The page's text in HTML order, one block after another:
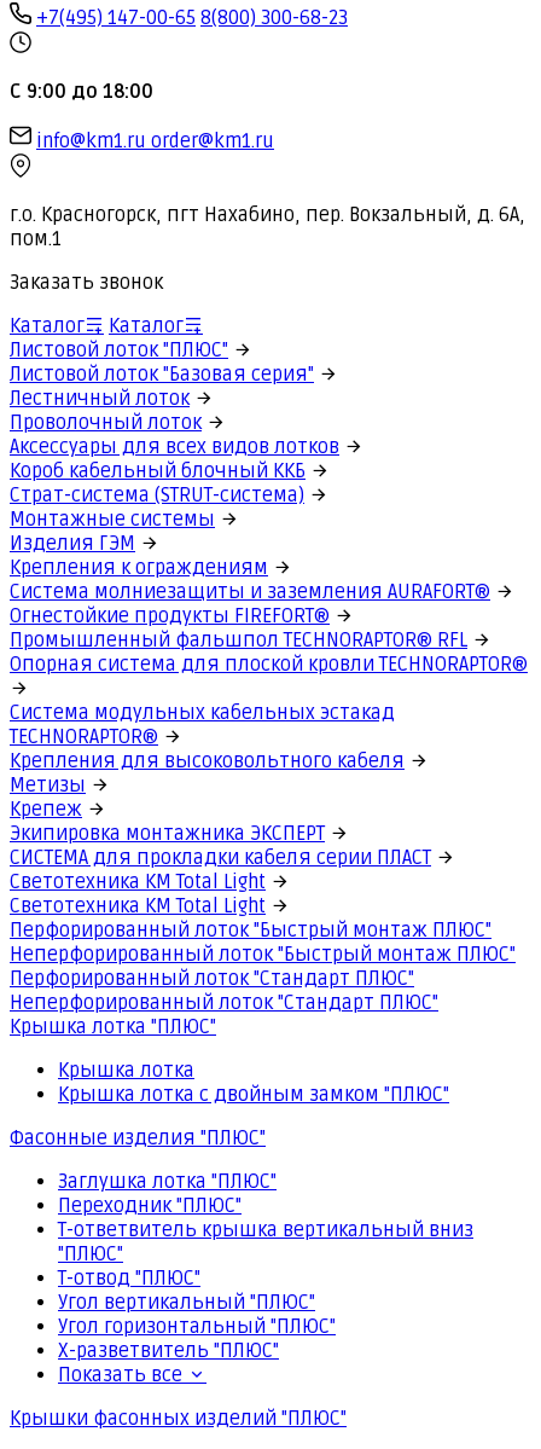
+7(495) 147-00-65 8(800) 300-68-23
С 9:00 до 18:00
info@km1.ru order@km1.ru
г.о. Красногорск, пгт Нахабино, пер. Вокзальный, д. 6А,
пом.1
Заказать звонок
Каталог
Каталог
Листовой лоток "ПЛЮС"
Листовой лоток "Базовая серия"
Лестничный лоток
Проволочный лоток
Аксессуары для всех видов лотков
Короб кабельный блочный ККБ
Страт-система (STRUT-система)
Монтажные системы
Изделия ГЭМ
Крепления к ограждениям
Система молниезащиты и заземления AURAFORT®
Огнестойкие продукты FIREFORT®
Промышленный фальшпол TECHNORAPTOR® RFL
Опорная система для плоской кровли TECHNORAPTOR®
Система модульных кабельных эстакад
TECHNORAPTOR®
Крепления для высоковольтного кабеля
Метизы
Крепеж
Экипировка монтажника ЭКСПЕРТ
СИСТЕМА для прокладки кабеля серии ПЛАСТ
Светотехника КМ Total Light
Светотехника КМ Total Light
Перфорированный лоток "Быстрый монтаж ПЛЮС"
Неперфорированный лоток "Быстрый монтаж ПЛЮС"
Перфорированный лоток "Стандарт ПЛЮС"
Неперфорированный лоток "Стандарт ПЛЮС"
Крышка лотка "ПЛЮС"
Крышка лотка
Крышка лотка с двойным замком "ПЛЮС"
Фасонные изделия "ПЛЮС"
Заглушка лотка "ПЛЮС"
Переходник "ПЛЮС"
Т-ответвитель крышка вертикальный вниз
"ПЛЮС"
Т-отвод "ПЛЮС"
Угол вертикальный "ПЛЮС"
Угол горизонтальный "ПЛЮС"
Х-разветвитель "ПЛЮС"
Показать все
Крышки фасонных изделий "ПЛЮС"